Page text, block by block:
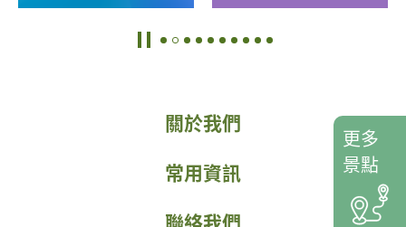
關於我們
常用資訊
聯絡我們
更多
景點